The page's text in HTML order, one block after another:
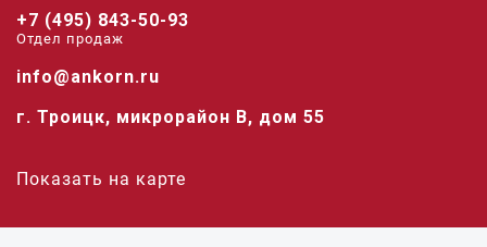
+7 (495) 843-50-93
Отдел продаж
info@ankorn.ru
г. Троицк, микрорайон В, дом 55
Показать на карте